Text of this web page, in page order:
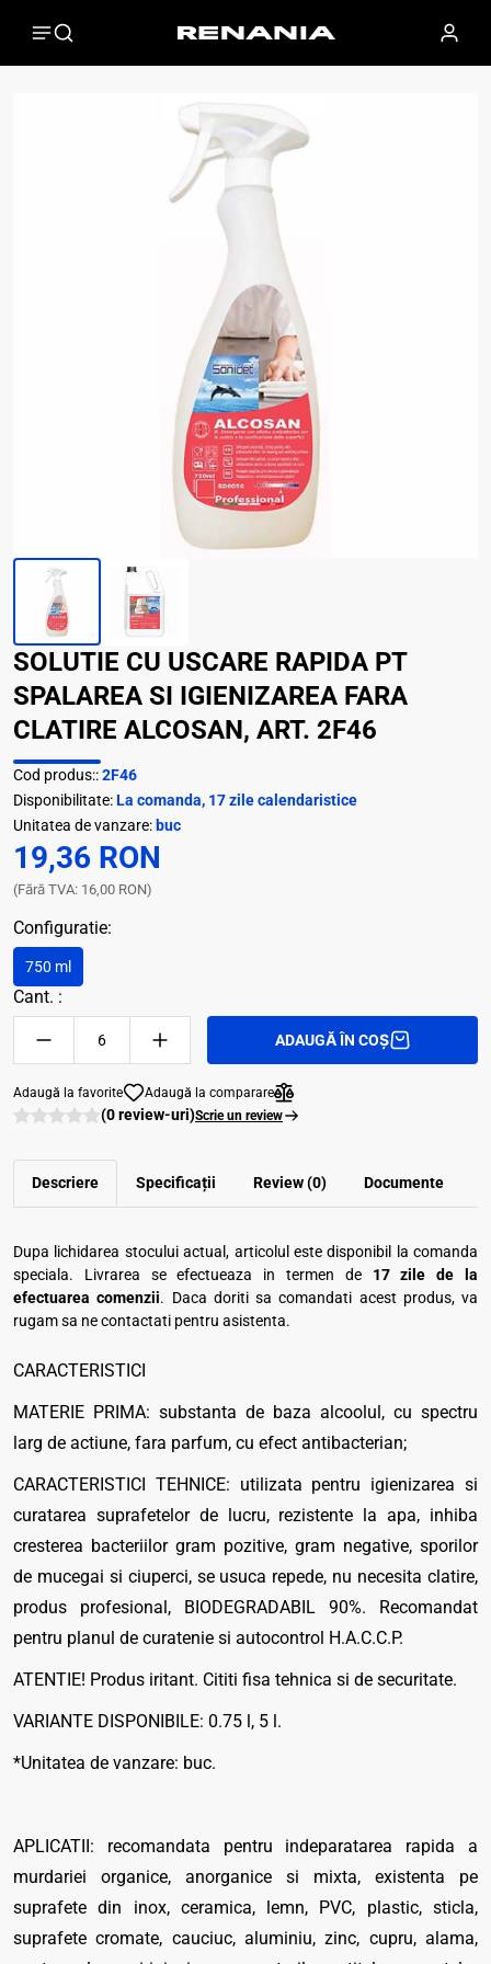
SOLUTIE CU USCARE RAPIDA PT
SPALAREA SI IGIENIZAREA FARA
CLATIRE ALCOSAN, ART. 2F46
Cod produs::2F46
Disponibilitate:La comanda, 17 zile calendaristice
Unitatea de vanzare: buc
19,36 RON
(Fără TVA: 16,00 RON)
Configuratie:
750 ml
Cant. :
ADAUGĂ ÎN COȘ
Adaugă la favorite Adaugă la comparare
(0 review-uri)Scrie un review
Descriere Specificații Review (0) Documente
Dupa lichidarea stocului actual, articolul este disponibil la comanda
speciala. Livrarea se efectueaza in termen de 17 zile de la
efectuarea comenzii. Daca doriti sa comandati acest produs, va
rugam sa ne contactati pentru asistenta.
CARACTERISTICI
MATERIE PRIMA: substanta de baza alcoolul, cu spectru
larg de actiune, fara parfum, cu efect antibacterian;
CARACTERISTICI TEHNICE: utilizata pentru igienizarea si
curatarea suprafetelor de lucru, rezistente la apa, inhiba
cresterea bacteriilor gram pozitive, gram negative, sporilor
de mucegai si ciuperci, se usuca repede, nu necesita clatire,
produs profesional, BIODEGRADABIL 90%. Recomandat
pentru planul de curatenie si autocontrol H.A.C.C.P.
ATENTIE! Produs iritant. Cititi fisa tehnica si de securitate.
VARIANTE DISPONIBILE: 0.75 l, 5 l.
*Unitatea de vanzare: buc.
APLICATII: recomandata pentru indeparatarea rapida a
murdariei organice, anorganice si mixta, existenta pe
suprafete din inox, ceramica, lemn, PVC, plastic, sticla,
suprafete cromate, cauciuc, aluminiu, zinc, cupru, alama,